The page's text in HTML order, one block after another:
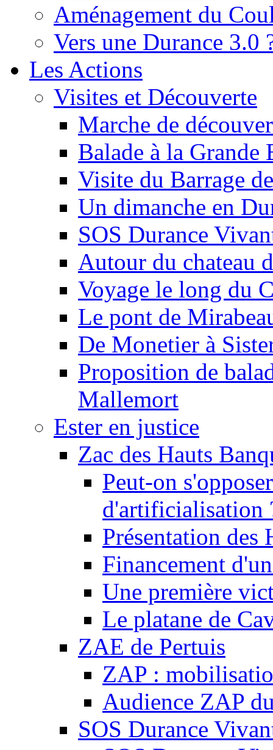
Aménagement du
Vers une Durance 3.0
Les Actions
Visites et Découverte
Marche de
Balade à la Grande
Visite du Barrage
Un dimanche en
SOS Durance
Autour du chateau
Voyage le long du
Le pont de
De Monetier à
Proposition de
Mallemort
Ester en justice
Zac des Hauts
Peut-on
d'artificialisation
Présentation des
Financement
Une première
Le platane de
ZAE de Pertuis
ZAP :
Audience ZAP
SOS Durance